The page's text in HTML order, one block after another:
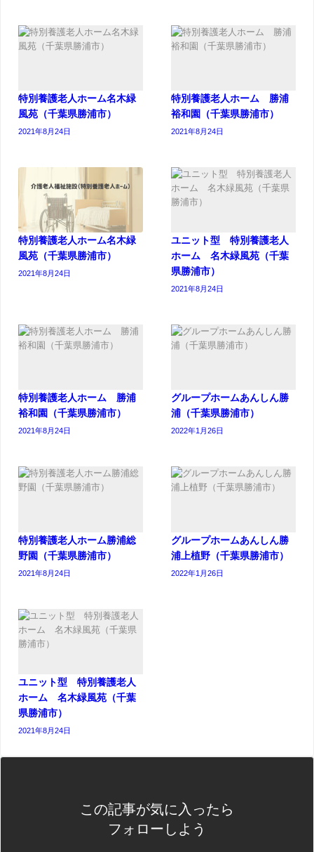
特別養護老人ホーム名木緑
風苑（千葉県勝浦市）
2021年8月24日
特別養護老人ホーム 勝浦
裕和園（千葉県勝浦市）
2021年8月24日
特別養護老人ホーム名木緑
風苑（千葉県勝浦市）
2021年8月24日
ユニット型 特別養護老人
ホーム 名木緑風苑（千葉
県勝浦市）
2021年8月24日
特別養護老人ホーム 勝浦
裕和園（千葉県勝浦市）
2021年8月24日
グループホームあんしん勝
浦（千葉県勝浦市）
2022年1月26日
特別養護老人ホーム勝浦総
野園（千葉県勝浦市）
2021年8月24日
グループホームあんしん勝
浦上植野（千葉県勝浦市）
2022年1月26日
ユニット型 特別養護老人
ホーム 名木緑風苑（千葉
県勝浦市）
2021年8月24日
この記事が気に入ったら
フォローしよう